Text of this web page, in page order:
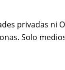
privadas ni
Solo